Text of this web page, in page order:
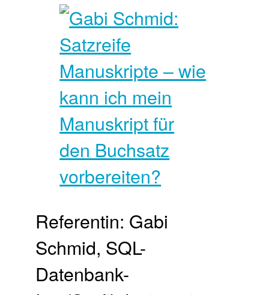
Referentin: Gabi
Schmid, SQL-
Datenbank-